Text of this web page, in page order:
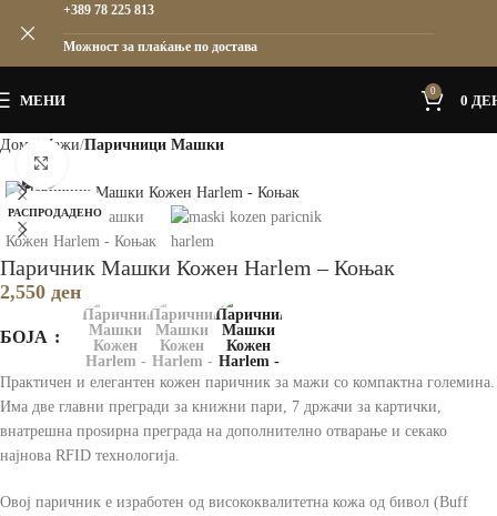
МЕНИ
0
0
Дома Мажи Паричници Машки
РАСПРОДАДЕНО
Паричник Машки Кожен Harlem – Коњак
2,550 ден
БОЈА
Практичен и елегантен кожен паричник за мажи со компактна големина.
Има две главни прегради за книжни пари, 7 држачи за картички,
внатрешна проѕирна преграда на дополнително отварање и секако
најнова RFID технологија.
Овој паричник е изработен од висококвалитетна кожа од бивол (Buff
+389 78 225 813
Можност за плаќање по достава